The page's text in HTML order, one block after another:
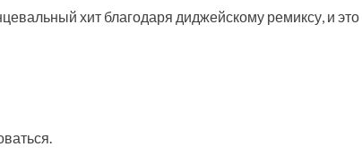
хит благодаря диджейскому ремиксу, и это
.